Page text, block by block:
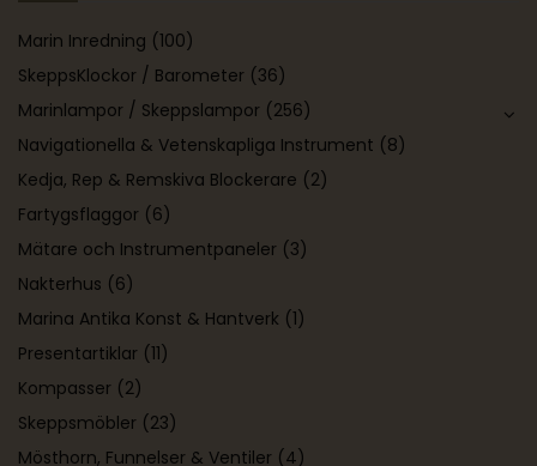
Marin Inredning (100)
SkeppsKlockor / Barometer (36)
Marinlampor / Skeppslampor (256)
Navigationella & Vetenskapliga Instrument (8)
Kedja, Rep & Remskiva Blockerare (2)
Fartygsflaggor (6)
Mätare och Instrumentpaneler (3)
Nakterhus (6)
Marina Antika Konst & Hantverk (1)
Presentartiklar (11)
Kompasser (2)
Skeppsmöbler (23)
Mösthorn, Funnelser & Ventiler (4)